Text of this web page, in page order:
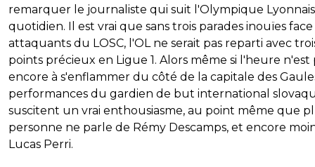
remarquer le journaliste qui suit l'Olympique
quotidien. Il est vrai que sans trois parades inouïes
attaquants du LOSC, l'OL ne serait pas reparti avec
points précieux en Ligue 1. Alors même si l'heure n'est
encore à s'enflammer du côté de la capitale des
performances du gardien de but international
suscitent un vrai enthousiasme, au point même que
personne ne parle de Rémy Descamps, et encore
Lucas Perri.